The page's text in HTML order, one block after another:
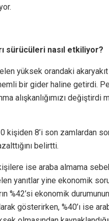
sürücüleri nasıl etkiliyor?
yüksek orandaki
bir gider haline getirdi.
alışkanlığımızı değiştirdi
kişiden 8’i son zamlardan
belirtti.
ise araba almama
yanıtlar yine ekonomik
%42’si ekonomik
gösterirken, %40’ı ise